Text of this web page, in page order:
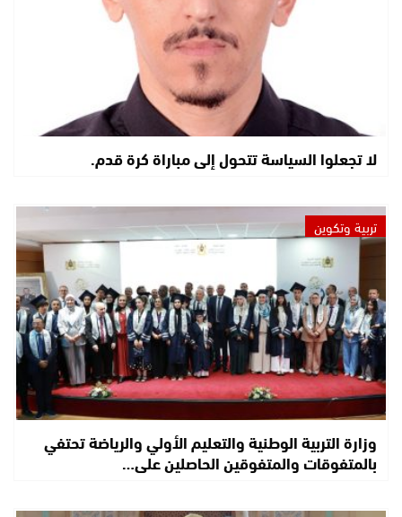
لا تجعلوا السياسة تتحول إلى مباراة كرة قدم.
تربية وتكوين
وزارة التربية الوطنية والتعليم الأولي والرياضة تحتفي
بالمتفوقات والمتفوقين الحاصلين على…